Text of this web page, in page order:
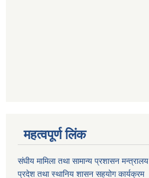
महत्वपूर्ण लिंक
संघीय मामिला तथा सामान्य प्रशासन मन्त्रालय
प्रदेश तथा स्थानिय शासन सहयोग कार्यक्रम